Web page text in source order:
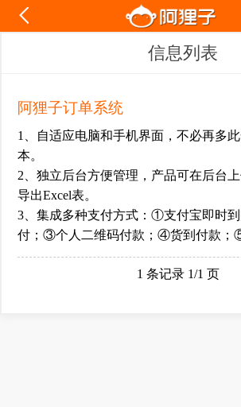
信息列表
阿狸子订单系统
1、自适应电脑和手机界面，不必再多
本。
2、独立后台方便管理，产品可在后台
导出Excel表。
3、集成多种支付方式：①支付宝即时
付；③个人二维码付款；④货到付款；
1 条记录 1/1 页